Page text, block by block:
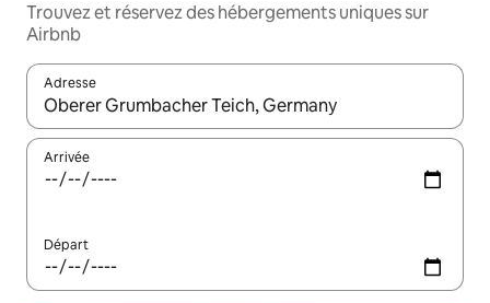
Trouvez et réservez des hébergements uniques sur
Airbnb
Adresse
Lorsque les résultats s'affichent, utilisez les flèches vers le
Arrivée
Départ